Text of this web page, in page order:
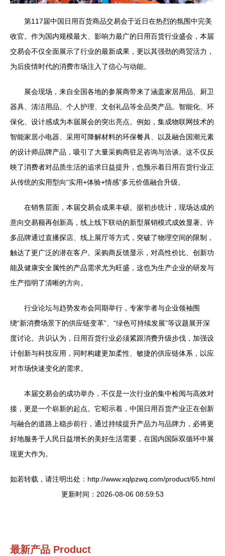
第117届中国日用百货商品交易会于近日在热烈的氛围中完美
收官。作为国内规模最大、影响力最广的日用百货行业盛会，本届
交易会不仅全面展示了行业的最新成果，更以其强劲的商贸活力，
为后疫情时代的消费市场注入了信心与动能。
展会现场，来自全国各地的参展商带来了涵盖家居用品、厨卫
器具、清洁用品、个人护理、文创礼品等全品类产品。智能化、环
保化、设计感成为本届展会的突出亮点。例如，集成物联网技术的
智能家居小电器、采用可降解材料的环保餐具、以及融合国潮元素
的设计师品牌产品，吸引了大量采购商驻足咨询与洽谈。这不仅反
映了消费者对品质生活的追求日益提升，也预示着日用百货行业正
从传统的实用型向“实用+体验+情感”多元价值融合升级。
在销售层面，本届交易会成果丰硕。据初步统计，现场达成的
意向交易额再创新高，线上线下联动的新型展销模式成效显著。许
多品牌通过直播探店、线上展厅等方式，突破了物理空间的限制，
触达了更广泛的潜在客户。采购商反馈显示，对高性价比、创新功
能及健康安全属性的产品需求尤为旺盛，这也为生产企业的研发与
生产指明了清晰的方向。
行业论坛与趋势发布会同期举行，专家学者与企业领袖围
绕“新消费场景下的供应链变革”、“绿色可持续发展”等议题展开深
度讨论。共识认为，日用百货行业必须紧跟消费升级步伐，加强设
计创新与科技应用，同时构建更加柔性、敏捷的供应链体系，以应
对市场快速变化的需求。
本届交易会的成功举办，不仅是一次行业的集中检阅与高效对
接，更是一个崭新的起点。它昭示着，中国日用百货产业正在创新
与融合的道路上稳步前行，通过持续提升产品力与品牌力，必将更
好地服务于人民日益增长的美好生活需要，在国内国际双循环中展
现更大作为。
如若转载，请注明出处：http://www.xqlpzwq.com/product/65.html
更新时间：2026-08-06 08:59:53
最新产品 Product